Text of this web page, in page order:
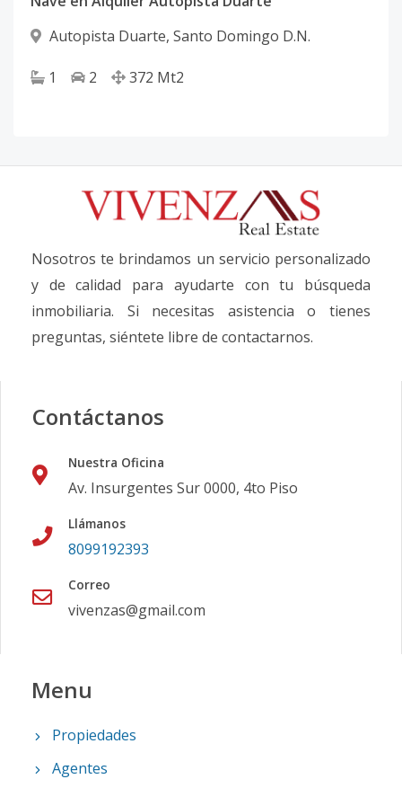
Autopista Duarte, Santo Domingo D.N.
1 2 372 Mt2
Nosotros te brindamos un servicio personalizado
y de calidad para ayudarte con tu búsqueda
inmobiliaria. Si necesitas asistencia o tienes
preguntas, siéntete libre de contactarnos.
Contáctanos
Nuestra Oficina
Av. Insurgentes Sur 0000, 4to Piso
Llámanos
8099192393
Correo
vivenzas@gmail.com
Menu
Propiedades
Agentes